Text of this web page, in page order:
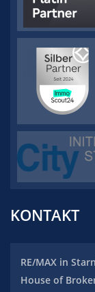
KONTAKT
RE/MAX in
House of